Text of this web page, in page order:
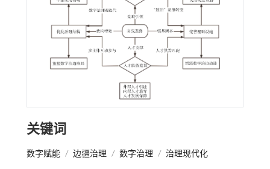
关键词
数字赋能 / 边疆治理 / 数字治理 / 治理现代化